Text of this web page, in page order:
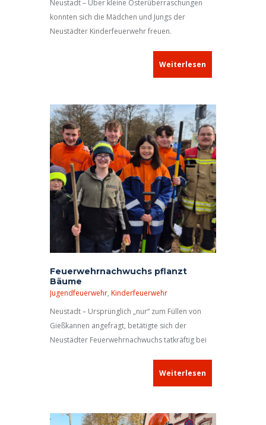
Neustadt – Über kleine Osterüberraschungen
konnten sich die Mädchen und Jungs der
Neustädter Kinderfeuerwehr freuen.
Weiterlesen
Feuerwehrnachwuchs pflanzt
Bäume
Jugendfeuerwehr, Kinderfeuerwehr
Neustadt – Ursprünglich „nur“ zum Füllen von
Gießkannen angefragt, betätigte sich der
Neustädter Feuerwehrnachwuchs tatkräftig bei
Weiterlesen